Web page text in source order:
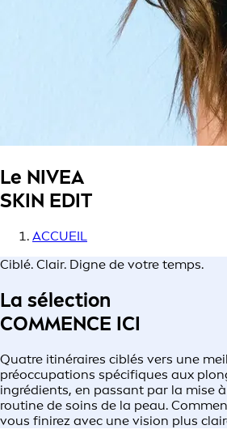
Le NIVEA
SKIN EDIT
ACCUEIL
Ciblé. Clair. Digne de votre temps.
La sélection
COMMENCE ICI
Quatre itinéraires ciblés vers une
préoccupations spécifiques aux
ingrédients, en passant par la mise
routine de soins de la peau.
vous finirez avec une vision plus